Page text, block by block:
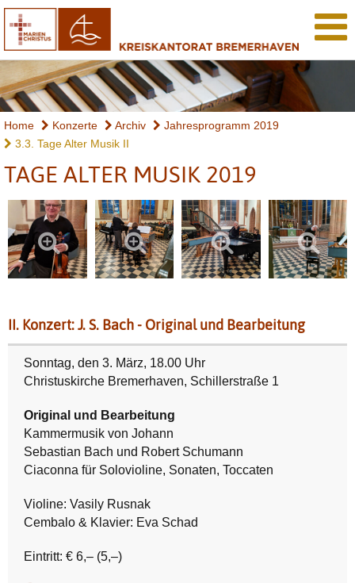
Home Konzerte Archiv
Jahresprogramm 2019
3.3. Tage Alter Musik II
TAGE ALTER MUSIK 2019
II. Konzert: J. S. Bach - Original und Bearbeitung
Sonntag, den 3. März, 18.00 Uhr
Christuskirche Bremerhaven, Schillerstraße 1
Original und Bearbeitung
Kammermusik von Johann
Sebastian Bach und Robert Schumann
Ciaconna für Solovioline, Sonaten, Toccaten
Violine: Vasily Rusnak
Cembalo & Klavier: Eva Schad
Eintritt: € 6,– (5,–)